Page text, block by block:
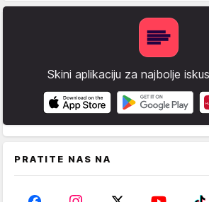
Skini aplikaciju za najbolje
PRATITE NAS NA